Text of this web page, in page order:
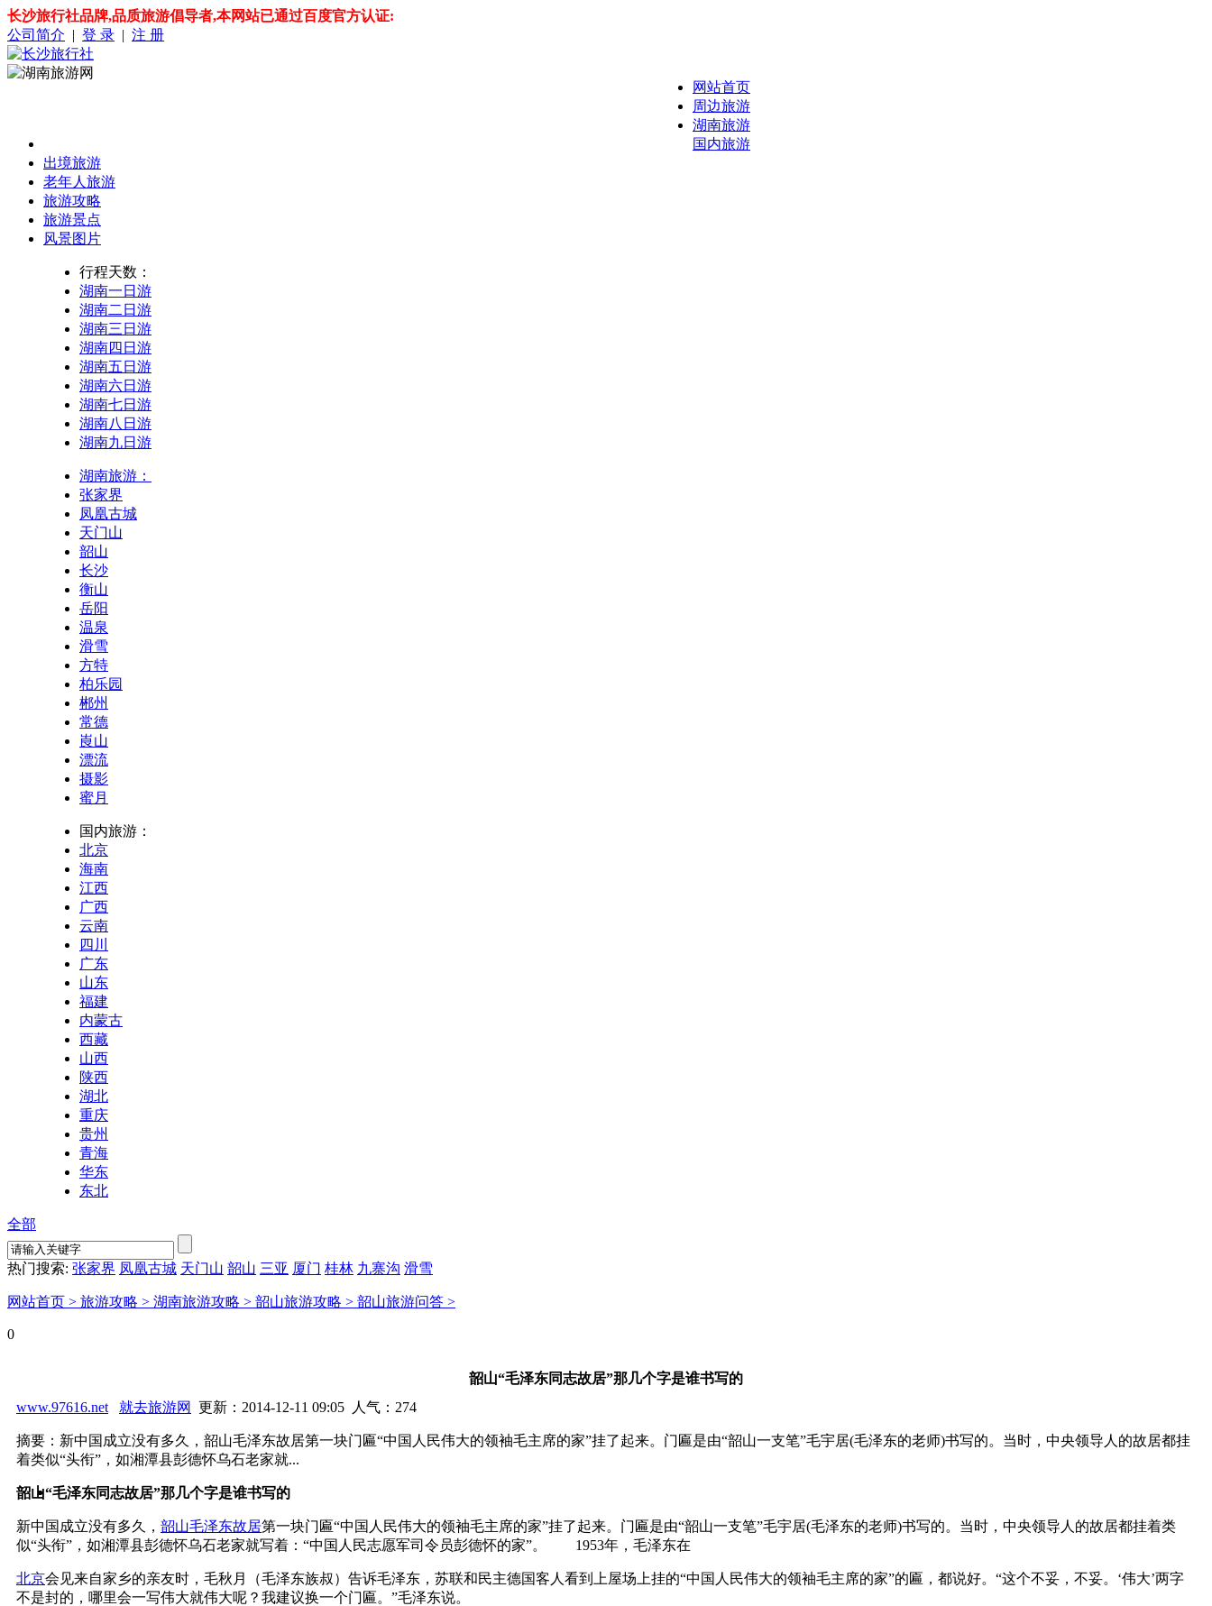
长沙旅行社品牌,品质旅游倡导者,本网站已通过百度官方认证:
公司简介 | 登 录 | 注 册
网站首页
周边旅游
湖南旅游
国内旅游
出境旅游
老年人旅游
旅游攻略
旅游景点
风景图片
行程天数：
湖南一日游
湖南二日游
湖南三日游
湖南四日游
湖南五日游
湖南六日游
湖南七日游
湖南八日游
湖南九日游
湖南旅游：
张家界
凤凰古城
天门山
韶山
长沙
衡山
岳阳
温泉
滑雪
方特
柏乐园
郴州
常德
崀山
漂流
摄影
蜜月
国内旅游：
北京
海南
江西
广西
云南
四川
广东
山东
福建
内蒙古
西藏
山西
陕西
湖北
重庆
贵州
青海
华东
东北
全部
热门搜索: 张家界 凤凰古城 天门山 韶山 三亚 厦门 桂林 九寨沟 滑雪
网站首页 > 旅游攻略 > 湖南旅游攻略 > 韶山旅游攻略 > 韶山旅游问答 >
0
韶山“毛泽东同志故居”那几个字是谁书写的
www.97616.net
就去旅游网 更新：2014-12-11 09:05 人气： 274
摘要：新中国成立没有多久，韶山毛泽东故居第一块门匾“中国人民伟大的领袖毛主席的家”挂了起来。门匾是由“韶山一支笔”毛宇居(毛泽东的老师)书写的。当时，中央领导人的故居都挂
着类似“头衔”，如湘潭县彭德怀乌石老家就...
韶山“毛泽东同志故居”那几个字是谁书写的
新中国成立没有多久， 韶山毛泽东故居第一块门匾“中国人民伟大的领袖毛主席的家”挂了起来。门匾是由“韶山一支笔”毛宇居(毛泽东的老师)书写的。当时，中央领导人的故居都挂着类
似“头衔”，如湘潭县彭德怀乌石老家就写着：“中国人民志愿军司令员彭德怀的家”。 1953年，毛泽东在
北京会见来自家乡的亲友时，毛秋月（毛泽东族叔）告诉毛泽东，苏联和民主德国客人看到上屋场上挂的“中国人民伟大的领袖毛主席的家”的匾，都说好。“这个不妥，不妥。‘伟大’两字
不是封的，哪里会一写伟大就伟大呢？我建议换一个门匾。”毛泽东说。